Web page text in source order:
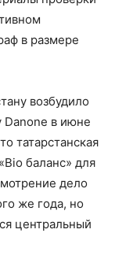
в размере
возбудило
Danone в июне
татарстанская
баланс» для
дело
же года, но
центральный